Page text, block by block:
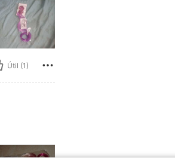
Útil (1)